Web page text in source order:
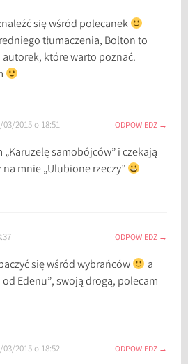
się wśród polecanek
tłumaczenia, Bolton to
autorek, które warto poznać.
03/2015 o 18:51 ODPOWIEDZ
„Karuzelę samobójców” i czekają
na mnie „Ulubione rzeczy”
ODPOWIEDZ
się wśród wybrańców
a
od Edenu”, swoją drogą, polecam
03/2015 o 18:52 ODPOWIEDZ